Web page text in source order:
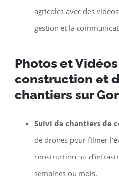
agricoles avec des
gestion et la
Photos et
construction et
chantiers sur
Suivi de chantiers de
de drones pour filmer
construction ou
semaines ou mois.